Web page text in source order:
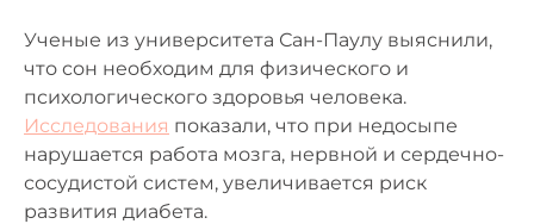
Ученые из университета Сан-Паулу выяснили,
что сон необходим для физического и
психологического здоровья человека.
Исследования показали, что при недосыпе
нарушается работа мозга, нервной и сердечно-
сосудистой систем, увеличивается риск
развития диабета.